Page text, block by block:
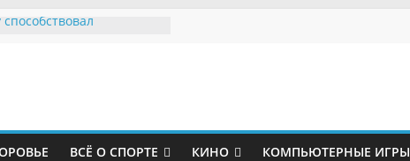
«Зенита»
грузчикомВСЁ О СПОРТЕ КИНО КОМПЬЮТЕРНЫЕ ИГРЫ